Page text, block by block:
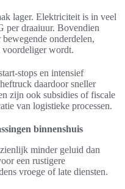
lager. Elektriciteit is in veel
per draaiuur. Bovendien
onderdelen,
voordeliger wordt.
stops en intensief
daardoor sneller
zijn ook subsidies of fiscale
van logistieke processen.
binnenshuis
minder geluid dan
een rustigere
vroege of late diensten.